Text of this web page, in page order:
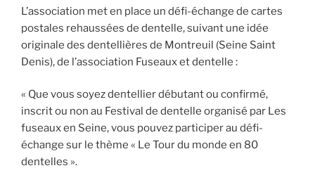
L’association met en place un défi-échange de cartes
postales rehaussées de dentelle, suivant une idée
originale des dentellières de Montreuil (Seine Saint
Denis), de l’association Fuseaux et dentelle :
« Que vous soyez dentellier débutant ou confirmé,
inscrit ou non au Festival de dentelle organisé par Les
fuseaux en Seine, vous pouvez participer au défi-
échange sur le thème « Le Tour du monde en 80
dentelles ».